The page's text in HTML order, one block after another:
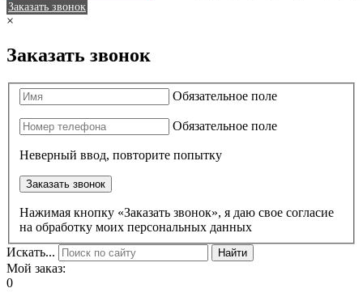
Заказать звонок
×
Заказать звонок
Обязательное поле
Обязательное поле
Неверный ввод, повторите попытку
Заказать звонок
Нажимая кнопку «Заказать звонок», я даю свое согласие
на обработку моих персональных данных
Искать...
Найти
Мой заказ:
0